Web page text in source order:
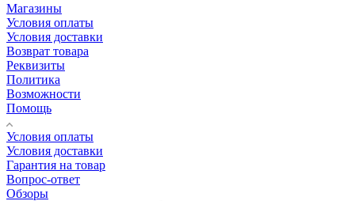
Магазины
Условия оплаты
Условия доставки
Возврат товара
Реквизиты
Политика
Возможности
Помощь
Условия оплаты
Условия доставки
Гарантия на товар
Вопрос-ответ
Обзоры